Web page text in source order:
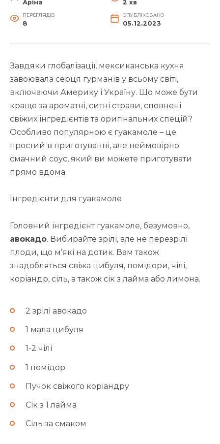
Аріна 2 хв
ПЕРЕГЛЯДІВ
8
ОПУБЛІКОВАНО
05.12.2023
Завдяки глобалізації, мексиканська кухня
завоювала серця гурманів у всьому світі,
включаючи Америку і Україну. Що може бути
краще за ароматні, ситні страви, сповнені
свіжих інгредієнтів та оригінальних спецій?
Особливо популярною є гуакамоле – це
простий в приготуванні, але неймовірно
смачний соус, який ви можете приготувати
прямо вдома.
Інгредієнти для гуакамоле
Головний інгредієнт гуакамоле, безумовно,
авокадо. Вибирайте зрілі, але не перезрілі
плоди, що м’які на дотик. Вам також
знадобляться свіжа цибуля, помідори, чілі,
коріандр, сіль, а також сік з лайма або лимона.
2 зрілі авокадо
1 мала цибуля
1-2 чілі
1 помідор
Пучок свіжого коріандру
Сік з 1 лайма
Сіль за смаком